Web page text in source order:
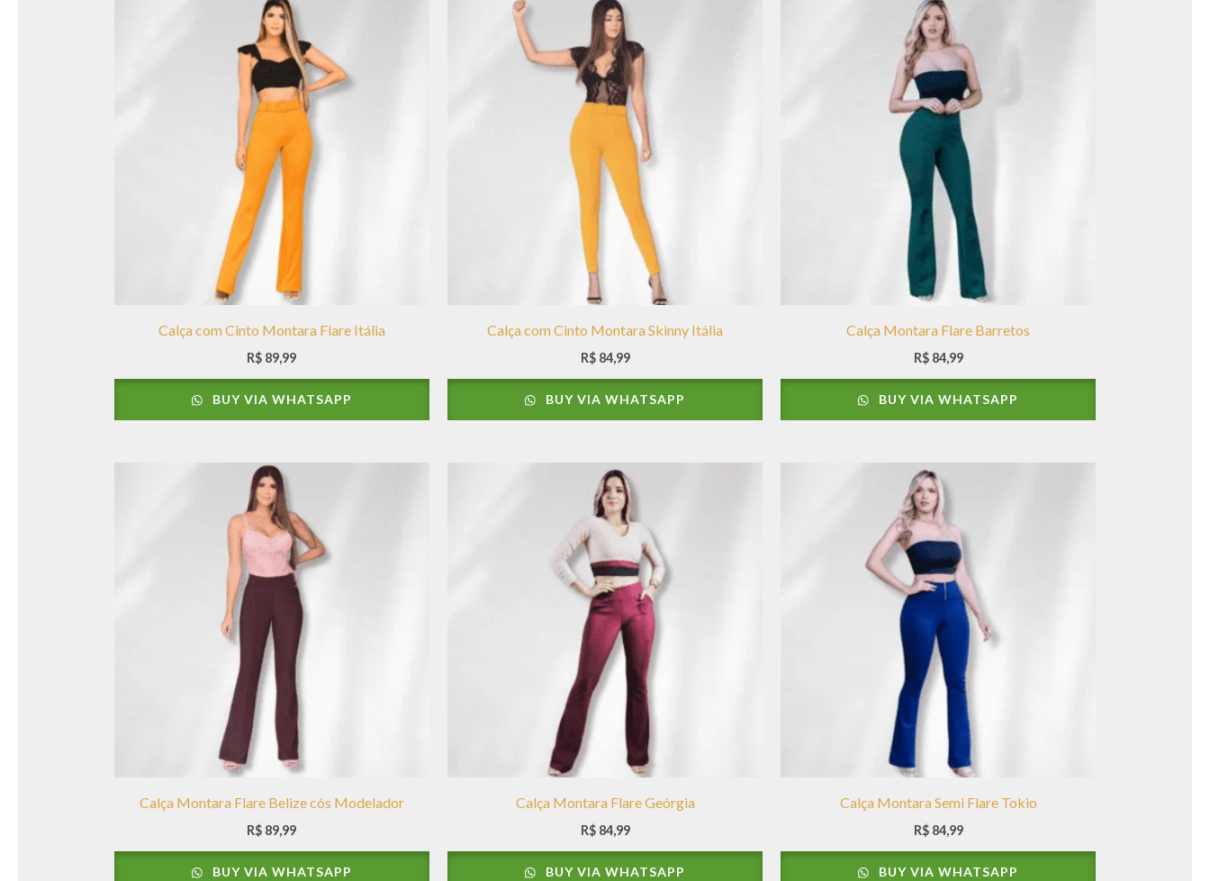
Calça com Cinto Montara Flare Itália
R$ 89,99
BUY VIA WHATSAPP
Calça com Cinto Montara Skinny Itália
R$84,99
BUY VIA WHATSAPP
Calça Montara Flare Barretos
R$84,99
BUY VIA WHATSAPP
Calça Montara Flare Belize cós Modelador
R$ 89,99
BUY VIA WHATSAPP
Calça Montara Flare Geórgia
R$84,99
BUY VIA WHATSAPP
Calça Montara Semi Flare Tokio
R$84,99
BUY VIA WHATSAPP